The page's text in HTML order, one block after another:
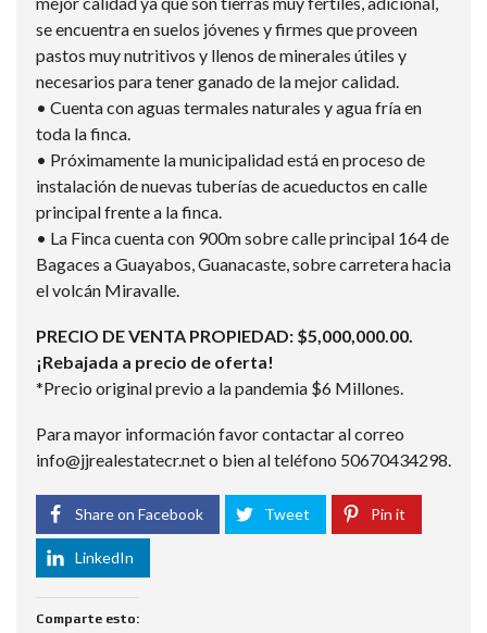
se encuentra en suelos jóvenes y firmes que proveen
pastos muy nutritivos y llenos de minerales útiles y
necesarios para tener ganado de la mejor calidad.
• Cuenta con aguas termales naturales y agua fría en
toda la finca.
• Próximamente la municipalidad está en proceso de
instalación de nuevas tuberías de acueductos en calle
principal frente a la finca.
• La Finca cuenta con 900m sobre calle principal 164 de
Bagaces a Guayabos, Guanacaste, sobre carretera hacia
el volcán Miravalle.
PRECIO DE VENTA PROPIEDAD: $5,000,000.00.
¡Rebajada a precio de oferta!
*Precio original previo a la pandemia $6 Millones.
Para mayor información favor contactar al correo
info@jjrealestatecr.net o bien al teléfono 50670434298.
Share on Facebook Tweet Pin it
LinkedIn
Comparte esto: